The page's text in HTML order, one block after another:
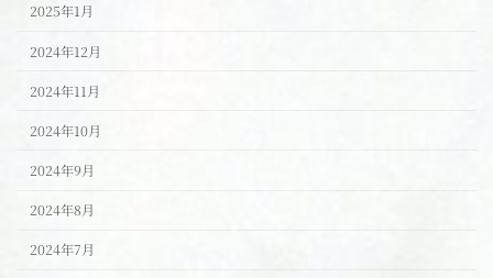
2025年1月
2024年12月
2024年11月
2024年10月
2024年9月
2024年8月
2024年7月